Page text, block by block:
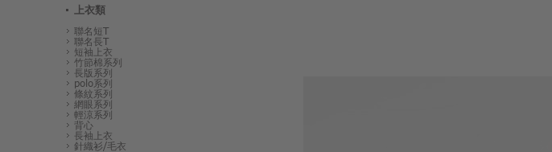
上衣類
聯名短T
聯名長T
短袖上衣
竹節棉系列
長版系列
polo系列
條紋系列
網眼系列
輕涼系列
背心
長袖上衣
針織衫/毛衣